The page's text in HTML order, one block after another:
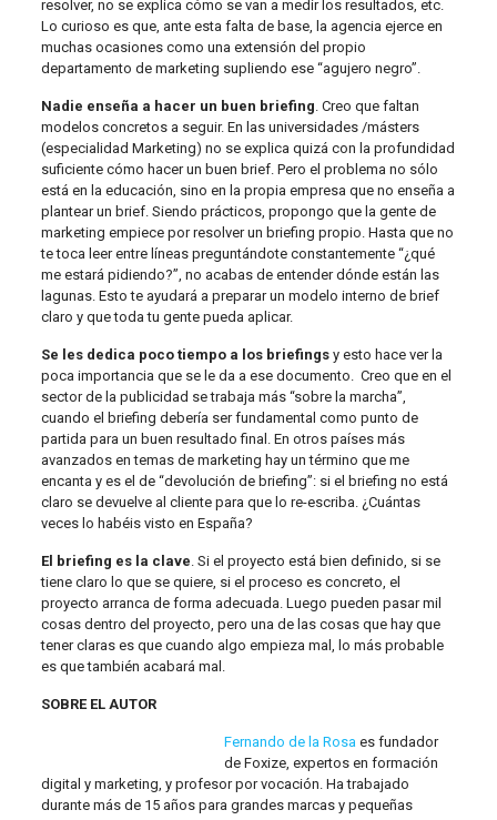
resolver, no se explica cómo se van a medir los resultados, etc.
Lo curioso es que, ante esta falta de base, la agencia ejerce en
muchas ocasiones como una extensión del propio
departamento de marketing supliendo ese “agujero negro”.
Nadie enseña a hacer un buen briefing. Creo que faltan
modelos concretos a seguir. En las universidades /másters
(especialidad Marketing) no se explica quizá con la profundidad
suficiente cómo hacer un buen brief. Pero el problema no sólo
está en la educación, sino en la propia empresa que no enseña a
plantear un brief. Siendo prácticos, propongo que la gente de
marketing empiece por resolver un briefing propio. Hasta que no
te toca leer entre líneas preguntándote constantemente “¿qué
me estará pidiendo?”, no acabas de entender dónde están las
lagunas. Esto te ayudará a preparar un modelo interno de brief
claro y que toda tu gente pueda aplicar.
Se les dedica poco tiempo a los briefingsy esto hace ver la
poca importancia que se le da a ese documento. Creo que en el
sector de la publicidad se trabaja más “sobre la marcha”,
cuando el briefing debería ser fundamental como punto de
partida para un buen resultado final. En otros países más
avanzados en temas de marketing hay un término que me
encanta y es el de “devolución de briefing”: si el briefing no está
claro se devuelve al cliente para que lo re-escriba. ¿Cuántas
veces lo habéis visto en España?
El briefing es la clave. Si el proyecto está bien definido, si se
tiene claro lo que se quiere, si el proceso es concreto, el
proyecto arranca de forma adecuada. Luego pueden pasar mil
cosas dentro del proyecto, pero una de las cosas que hay que
tener claras es que cuando algo empieza mal, lo más probable
es que también acabará mal.
SOBRE EL AUTOR
Fernando de la Rosaes fundador
de Foxize, expertos en formación
digital y marketing, y profesor por vocación. Ha trabajado
durante más de 15 años para grandes marcas y pequeñas